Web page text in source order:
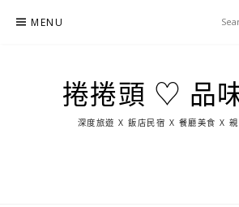
MENU
捲捲頭 ♡ 品
深度旅遊 X 飯店民宿 X 餐廳美食 X